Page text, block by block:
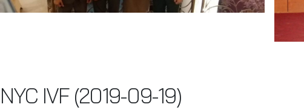
NYC IVF (2019-09-19)